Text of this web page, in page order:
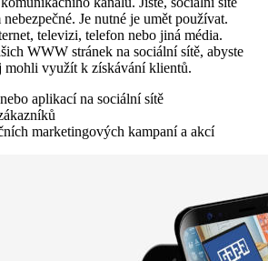
Je nutné je umět používat.
televizi, telefon nebo jiná média.
WWW stránek na sociální sítě, abyste
mohli využít k získávání klientů.
aplikací na sociální sítě
marketingových kampaní a akcí